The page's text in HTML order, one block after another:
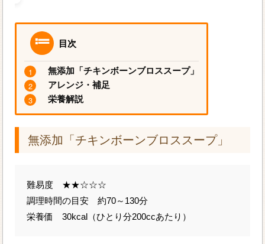
目次
無添加「チキンボーンブロススープ」
アレンジ・補足
栄養解説
無添加「チキンボーンブロススープ」
難易度 ★★☆☆☆
調理時間の目安 約70～130分
栄養価 30kcal（ひとり分200ccあたり）